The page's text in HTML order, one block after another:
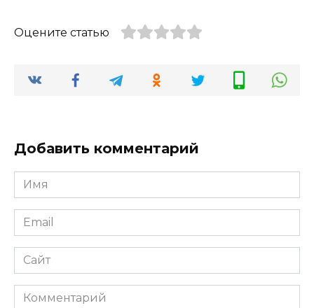
Оцените статью
Добавить комментарий
Имя
*
Email
*
Сайт
Комментарий